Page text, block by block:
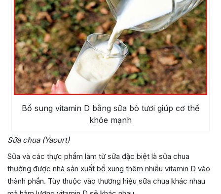
Bổ sung vitamin D bằng sữa bò tươi giúp cơ thể
khỏe mạnh
Sữa chua (Yaourt)
Sữa và các thực phẩm làm từ sữa đặc biệt là sữa chua
thường được nhà sản xuất bổ xung thêm nhiều vitamin D vào
thành phần. Tùy thuộc vào thương hiệu sữa chua khác nhau